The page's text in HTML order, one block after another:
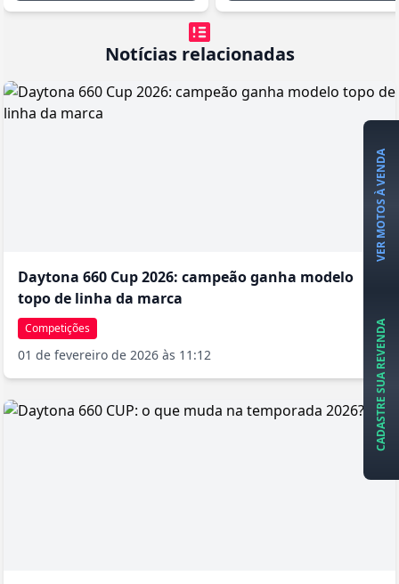
Notícias relacionadas
Daytona 660 Cup 2026: campeão ganha modelo
topo de linha da marca
Competições
01 de fevereiro de 2026 às 11:12
VER MOTOS À VENDA
CADASTRE SUA REVENDA